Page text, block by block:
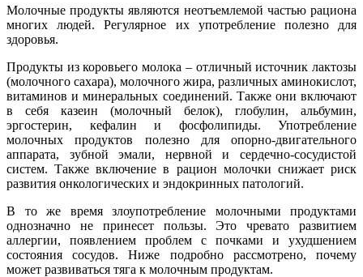
Молочные продукты являются неотъемлемой частью рациона
многих людей. Регулярное их употребление полезно для
здоровья.
Продукты из коровьего молока – отличный источник лактозы
(молочного сахара), молочного жира, различных аминокислот,
витаминов и минеральных соединений. Также они включают
в себя казеин (молочный белок), глобулин, альбумин,
эргостерин, кефалин и фосфолипиды. Употребление
молочных продуктов полезно для опорно-двигательного
аппарата, зубной эмали, нервной и сердечно-сосудистой
систем. Также включение в рацион молочки снижает риск
развития онкологических и эндокринных патологий.
В то же время злоупотребление молочными продуктами
однозначно не принесет пользы. Это чревато развитием
аллергии, появлением проблем с почками и ухудшением
состояния сосудов. Ниже подробно рассмотрено, почему
может развиваться тяга к молочным продуктам.